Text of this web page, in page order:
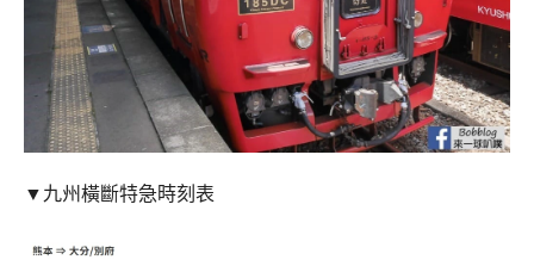
▼九州橫斷特急時刻表